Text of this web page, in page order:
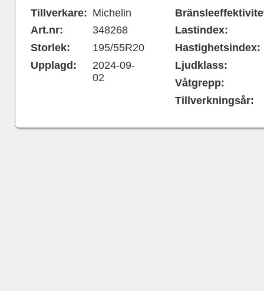
Tillverkare:
Art.nr:
Storlek:
Upplagd:
Michelin
348268
195/55R20
2024-09-
02
Lastindex:
Hastighetsindex:
Ljudklass:
Våtgrepp:
Tillverkningsår: